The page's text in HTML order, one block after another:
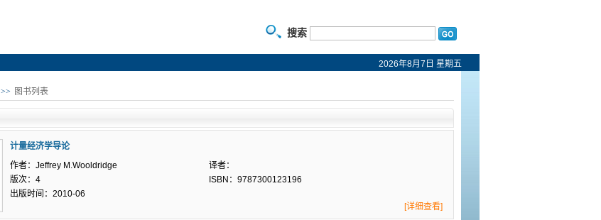
搜索
2026年8月7日 星期五
>> 图书列表
计量经济学导论
作者：Jeffrey M.Wooldridge
译者：
版次：4
ISBN：9787300123196
出版时间：2010-06
[详细查看]